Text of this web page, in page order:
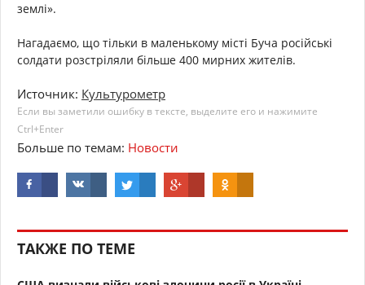
землі».
Нагадаємо, що тільки в маленькому місті Буча російські
солдати розстріляли більше 400 мирних жителів.
Источник: Культурометр
Если вы заметили ошибку в тексте, выделите его и нажимите
Ctrl+Enter
Больше по темам: Новости
ТАКЖЕ ПО ТЕМЕ